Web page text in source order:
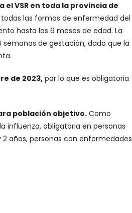
VSR en toda la provincia de
las formas de enfermedad del
hasta los 6 meses de edad. La
de gestación, dado que la
de 2023,por lo que es obligatoria
población objetivo.Como
influenza, obligatoria en personas
años, personas con enfermedades